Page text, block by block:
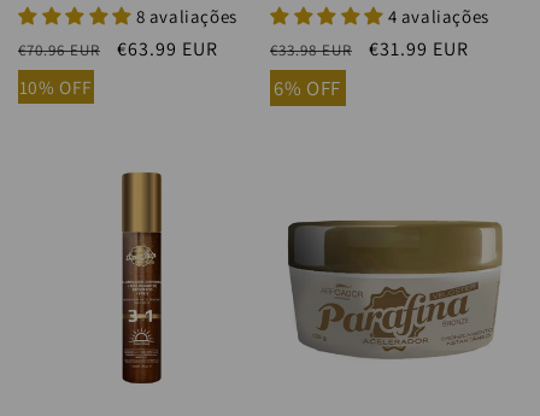
8 avaliações
Prix
habituel
€70.96 EUR
Prix
€63.99 EUR
10% OFF
4 avaliações
Prix
habituel
€33.98 EUR
Prix
€31.99 EUR
6% OFF